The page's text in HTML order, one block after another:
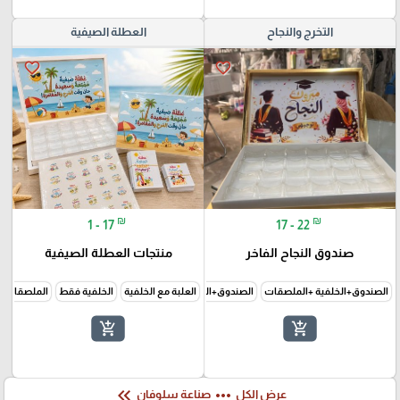
التخرج والنجاح
favorite_border
17 - 22 ₪
صندوق النجاح الفاخر
الصندوق+الخلفية +الملصقات الصندوق+الخلفية فقط
add_shopping_cart
العطلة الصيفية
favorite_border
1 - 17 ₪
منتجات العطلة الصيفية
العلبة مع الخلفية الخلفية فقط الملصقات
add_shopping_cart
عرض الكل more_horiz صناعة سلوفان keyboard_double_arrow_left